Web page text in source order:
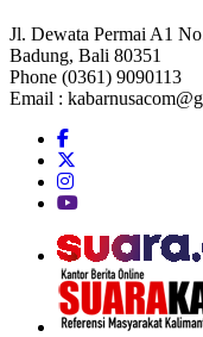
Jl. Dewata Permai A1
Badung, Bali 80351
Phone (0361) 9090113
Email :